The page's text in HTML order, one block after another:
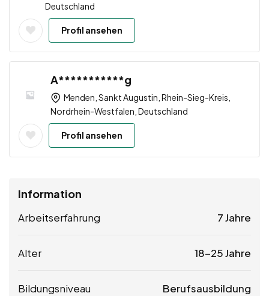
Deutschland
Profil ansehen
A***********g
Menden, Sankt Augustin, Rhein-Sieg-Kreis,
Nordrhein-Westfalen, Deutschland
Profil ansehen
Information
Arbeitserfahrung 7 Jahre
Alter 18-25 Jahre
Bildungsniveau Berufsausbildung